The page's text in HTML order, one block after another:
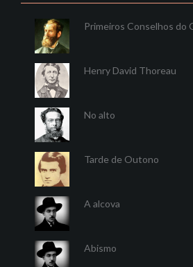
Primeiros Conselhos do
Henry David Thoreau
No alto
Tarde de Outono
A alcova
Abismo